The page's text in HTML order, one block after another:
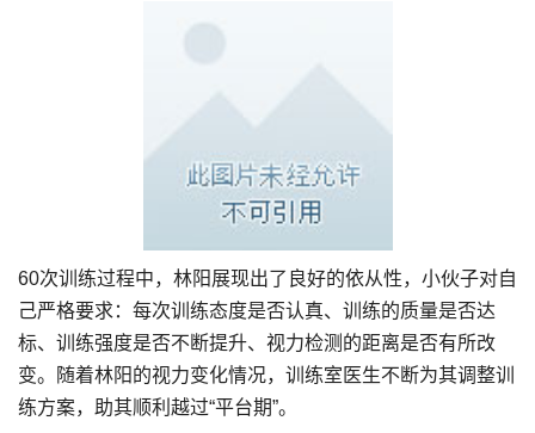
60次训练过程中，林阳展现出了良好的依从性，小伙子对自
己严格要求：每次训练态度是否认真、训练的质量是否达
标、训练强度是否不断提升、视力检测的距离是否有所改
变。随着林阳的视力变化情况，训练室医生不断为其调整训
练方案，助其顺利越过“平台期”。